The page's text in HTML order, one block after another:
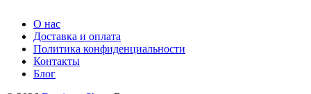
О нас
Доставка и оплата
Политика конфиденциальности
Контакты
Блог